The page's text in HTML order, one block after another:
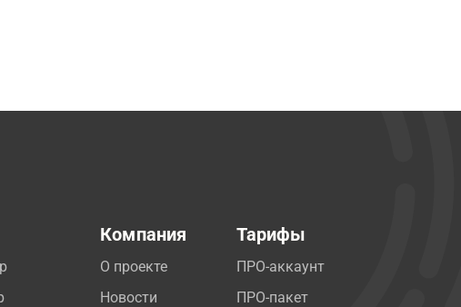
Компания
О проекте
Новости
Тарифы
ПРО-аккаунт
ПРО-пакет